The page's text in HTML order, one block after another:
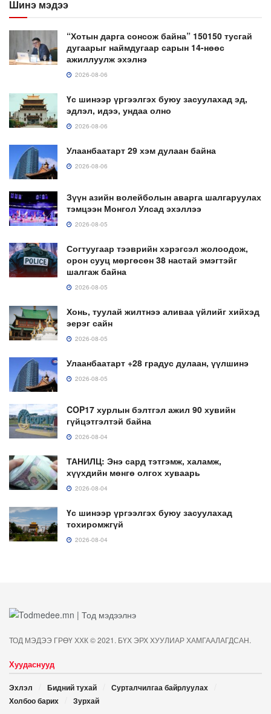
Шинэ мэдээ
“Хотын дарга сонсож байна” 150150 тусгай
дугаарыг наймдугаар сарын 14-нөөс
ажиллуулж эхэлнэ
2026-08-06
Үс шинээр үргээлгэх буюу засуулахад эд,
эдлэл, идээ, ундаа олно
2026-08-06
Улаанбаатарт 29 хэм дулаан байна
2026-08-06
Зүүн азийн волейболын аварга шалгаруулах
тэмцээн Монгол Улсад эхэллээ
2026-08-05
Согтуугаар тээврийн хэрэгсэл жолоодож,
орон сууц мөргөсөн 38 настай эмэгтэйг
шалгаж байна
2026-08-05
Хонь, туулай жилтнээ аливаа үйлийг хийхэд
эерэг сайн
2026-08-05
Улаанбаатарт +28 градус дулаан, үүлшинэ
2026-08-05
COP17 хурлын бэлтгэл ажил 90 хувийн
гүйцэтгэлтэй байна
2026-08-04
ТАНИЛЦ: Энэ сард тэтгэмж, халамж,
хүүхдийн мөнгө олгох хуваарь
2026-08-04
Үс шинээр үргээлгэх буюу засуулахад
тохиромжгүй
2026-08-04
ТОД МЭДЭЭ ГРӨҮ ХХК © 2021. БҮХ ЭРХ ХУУЛИАР ХАМГААЛАГДСАН.
Хуудаснууд
Эхлэл Бидний тухай
Сурталчилгаа байрлуулах
Холбоо барих
Зурхай